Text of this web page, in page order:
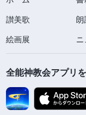
の言葉は律法の時
べられ、一方『言
の日の働きの時の
起源は聖霊からで
に聖書の預言を実
スであるのは主イ
讃美歌
朗
絵画展
ニ
全能神教会アプリ